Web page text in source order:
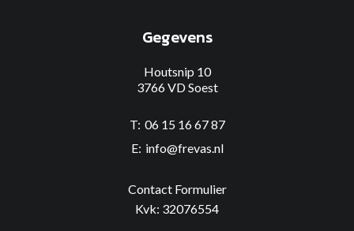
Gegevens
Houtsnip 10
3766 VD Soest
06 15 16 67 87
info@frevas.nl
Contact Formulier
Kvk: 32076554